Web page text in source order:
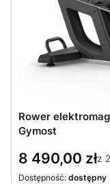
Rower
Gymost
8 490,00 złz
Dostępność: dostępny